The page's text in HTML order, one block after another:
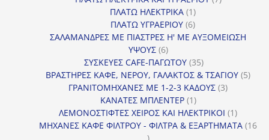
ΠΛΑΤΩ ΗΛΕΚΤΡΙΚΑ 11
προϊόν
ΠΛΑΤΩ ΥΓΡΑΕΡΙΟΥ 66
προϊόντα
ΣΑΛΑΜΑΝΔΡΕΣ ΜΕ ΠΙΑΣΤΡΕΣ Η' ΜΕ ΑΥΞΟΜΕΙΩΣΗ
ΥΨΟΥΣ 66
προϊόντα
ΣΥΣΚΕΥΕΣ CAFE-ΠΑΓΩΤΟΥ 3535
προϊόντα
ΒΡΑΣΤΗΡΕΣ ΚΑΦΕ, ΝΕΡΟΥ, ΓΑΛΑΚΤΟΣ & ΤΣΑΓΙΟΥ 55
ΓΡΑΝΙΤΟΜΗΧΑΝΕΣ ΜΕ 1-2-3 ΚΑΔΟΥΣ 33
ΚΑΝΑΤΕΣ ΜΠΛΕΝΤΕΡ 11
προϊόν
ΛΕΜΟΝΟΣΤΙΦΤΕΣ ΧΕΙΡΟΣ ΚΑΙ ΗΛΕΚΤΡΙΚΟΙ 11
προϊόν
ΜΗΧΑΝΕΣ ΚΑΦΕ ΦΙΛΤΡΟΥ - ΦΙΛΤΡΑ & ΕΞΑΡΤΗΜΑΤΑ 16
16